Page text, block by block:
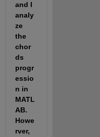
and I
analy
ze
the
chor
ds
progr
essio
n in
MATL
AB.
Howe
rver,